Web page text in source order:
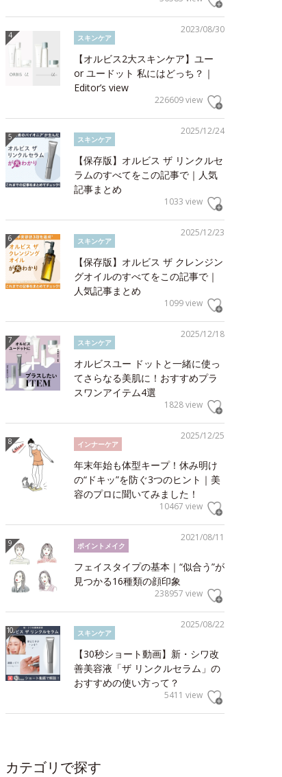
2023/08/30
スキンケア
【オルビス2大スキンケア】ユー
or ユードット 私にはどっち？｜
Editor’s view
226609 view
2025/12/24
スキンケア
【保存版】オルビス ザ リンクルセ
ラムのすべてをこの記事で｜人気
記事まとめ
1033 view
2025/12/23
スキンケア
【保存版】オルビス ザ クレンジン
グオイルのすべてをこの記事で｜
人気記事まとめ
1099 view
2025/12/18
スキンケア
オルビスユー ドットと一緒に使っ
てさらなる美肌に！おすすめプラ
スワンアイテム4選
1828 view
2025/12/25
インナーケア
年末年始も体型キープ！休み明け
の“ドキッ”を防ぐ3つのヒント｜美
容のプロに聞いてみました！
10467 view
2021/08/11
ポイントメイク
フェイスタイプの基本｜“似合う”が
見つかる16種類の顔印象
238957 view
2025/08/22
スキンケア
【30秒ショート動画】新・シワ改
善美容液「ザ リンクルセラム」の
おすすめの使い方って？
5411 view
カテゴリで探す